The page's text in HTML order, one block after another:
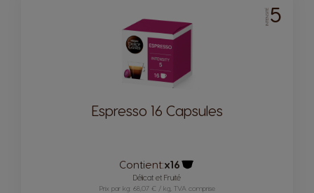
INTENSITÉ5
Espresso 16 Capsules
Contient:x16
Icône capsules
Délicat et Fruité
Prix par kg: 68,07 € / kg, TVA comprise